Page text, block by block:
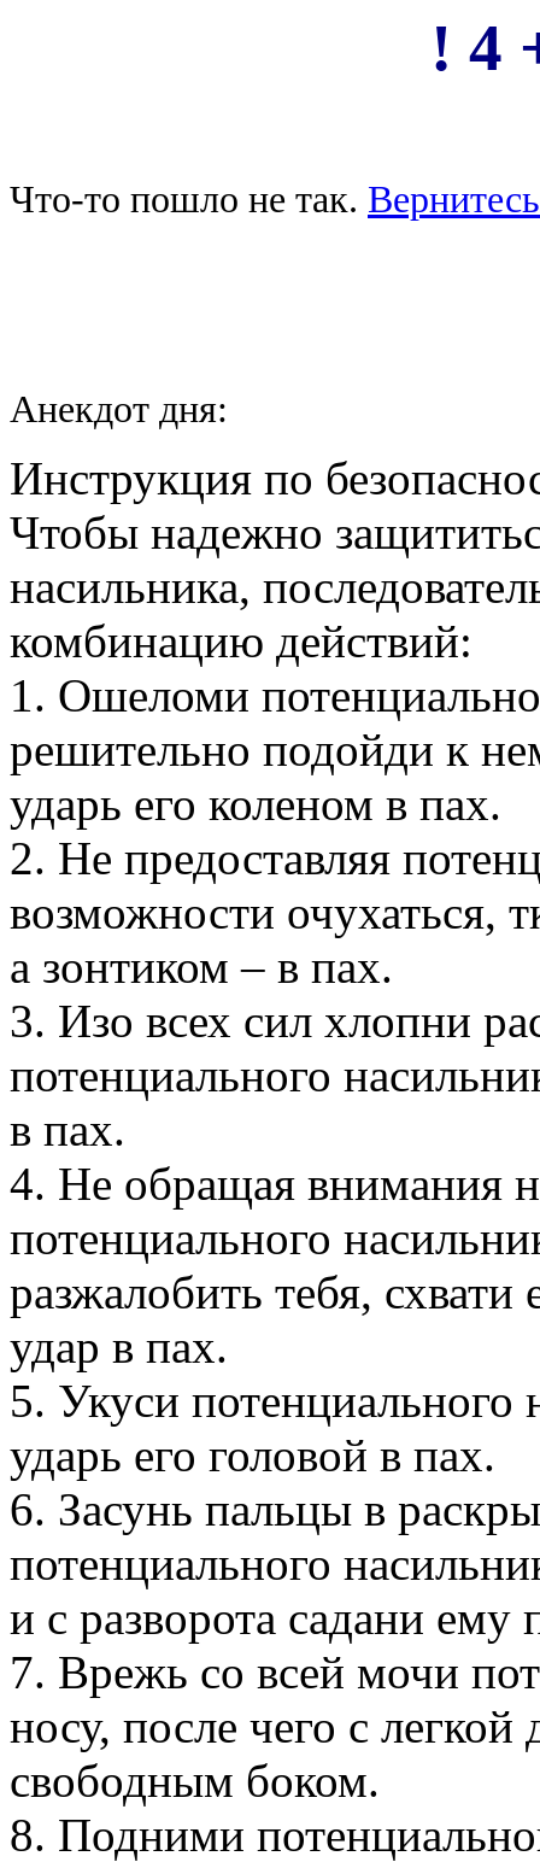
! 4
Что-то пошло не так.
Анекдот дня:
Инструкция по
Чтобы надежно
насильника,
комбинацию действий:
1. Ошеломи
решительно подойди к
ударь его коленом в пах.
2. Не предоставляя
возможности очухаться,
а зонтиком – в пах.
3. Изо всех сил хлопни
потенциального
в пах.
4. Не обращая внимания
потенциального
разжалобить тебя,
удар в пах.
5. Укуси
ударь его головой в пах.
6. Засунь пальцы в
потенциального
и с разворота садани ему
7. Врежь со всей мочи
носу, после чего с
свободным боком.
8. Подними